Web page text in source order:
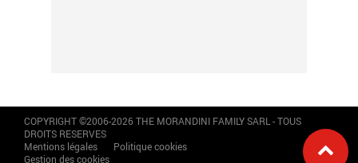
COPYRIGHT ©2006-2026 THE MORANDINI FAMILY SARL - TOUS
DROITS RESERVES
Mentions légales
Politique cookies
Gestion des cookies